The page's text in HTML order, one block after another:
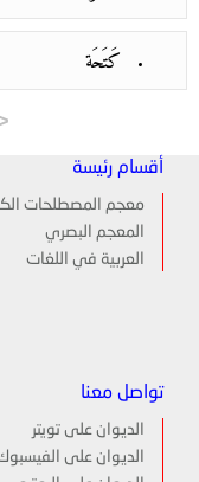
كَتَحَة
أقسام رئيسة
معجم المصطلحات
المعجم البصري
العربية في اللغات
تواصل معنا
الديوان على تويتر
الديوان على